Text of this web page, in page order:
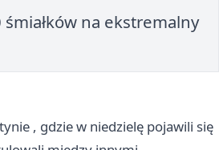
na ekstremalny
, gdzie w niedzielę pojawili się